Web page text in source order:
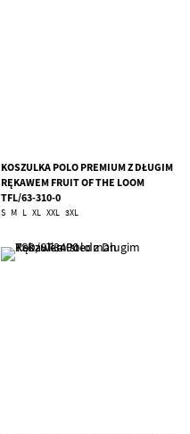
KOSZULKA POLO PREMIUM Z DŁUGIM
RĘKAWEM FRUIT OF THE LOOM
TFL/63-310-0
S M L XL XXL 3XL